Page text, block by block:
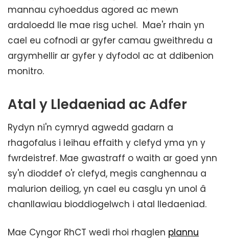
mannau cyhoeddus agored ac mewn
ardaloedd lle mae risg uchel. Mae'r rhain yn
cael eu cofnodi ar gyfer camau gweithredu a
argymhellir ar gyfer y dyfodol ac at ddibenion
monitro.
Atal y Lledaeniad ac Adfer
Rydyn ni'n cymryd agwedd gadarn a
rhagofalus i leihau effaith y clefyd yma yn y
fwrdeistref. Mae gwastraff o waith ar goed ynn
sy'n dioddef o'r clefyd, megis canghennau a
malurion deiliog, yn cael eu casglu yn unol â
chanllawiau bioddiogelwch i atal lledaeniad.
Mae Cyngor RhCT wedi rhoi rhaglen plannu